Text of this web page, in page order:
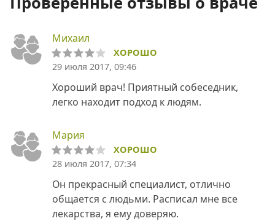
Михаил
ХОРОШО
29 июля 2017, 09:46
Хороший врач! Приятный собеседник,
легко находит подход к людям.
Мария
ХОРОШО
28 июля 2017, 07:34
Он прекрасный специалист, отлично
общается с людьми. Расписал мне все
лекарства, я ему доверяю.